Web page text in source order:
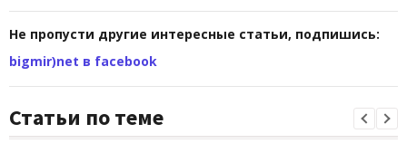
Не пропусти другие интересные статьи, подпишись:
bigmir)net в facebook
Статьи по теме